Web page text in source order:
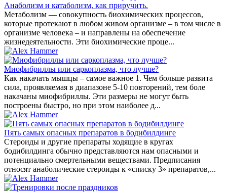
Анаболизм и катаболизм, как приручить.
Метаболизм — совокупность биохимических процессов,
которые протекают в любом живом организме – в том числе в
организме человека – и направлены на обеспечение
жизнедеятельности. Эти биохимические проце...
Миофибриллы или саркоплазма, что лучше?
Как накачать мышцы – самое важное 1. Чем больше развита
сила, проявляемая в диапазоне 5-10 повторений, тем боле
накачаны миофибриллы. Эти размеры не могут быть
построены быстро, но при этом наиболее д...
Пять самых опасных препаратов в бодибилдинге
Стероиды и другие препараты ходящие в кругах
бодибилдинга обычно представляются нам опасными и
потенциально смертельными веществами. Предписания
относят анаболические стероиды к «списку 3» препаратов,...